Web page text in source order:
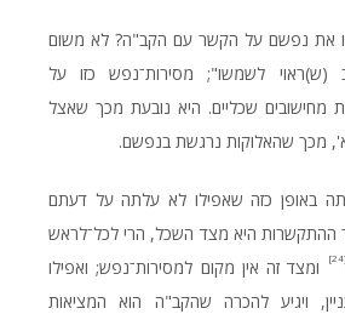
את נפשם על הקשר עם הקב"ה? לא משום
(ש)ראוי לשמשו"; מסירות־נפש כזו על
מחישובים שכליים. היא נובעת מכך שאצל
מכך שהאלוקות נרגשת בנפשם.
באופן כזה שאפילו לא עלתה על דעתם
ההתקשרות היא מצד השכל, הרי לכל־לראש
[24]
ומצד זה אין מקום למסירות־נפש; ואפילו
ויגיע להכרה שהקב"ה הוא המציאות